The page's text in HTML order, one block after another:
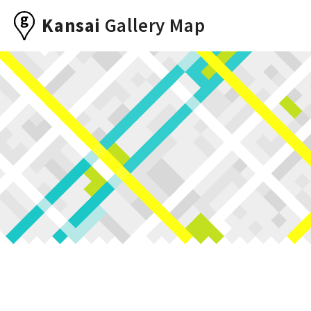
Kansai Gallery Map